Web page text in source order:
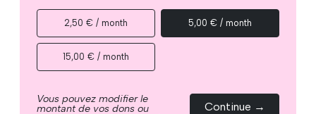
2,50 € / month 5,00 € / month
15,00 € / month
Vous pouvez modifier le
montant de vos dons ou Continue →